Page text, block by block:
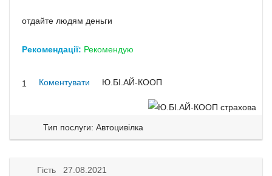
отдайте людям деньги
Рекомендації: Рекомендую
1 Коментувати Ю.БІ.АЙ-КООП
Тип послуги: Автоцивілка
Гість 27.08.2021